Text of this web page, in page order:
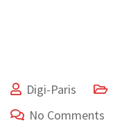
Digi-Paris
No Comments